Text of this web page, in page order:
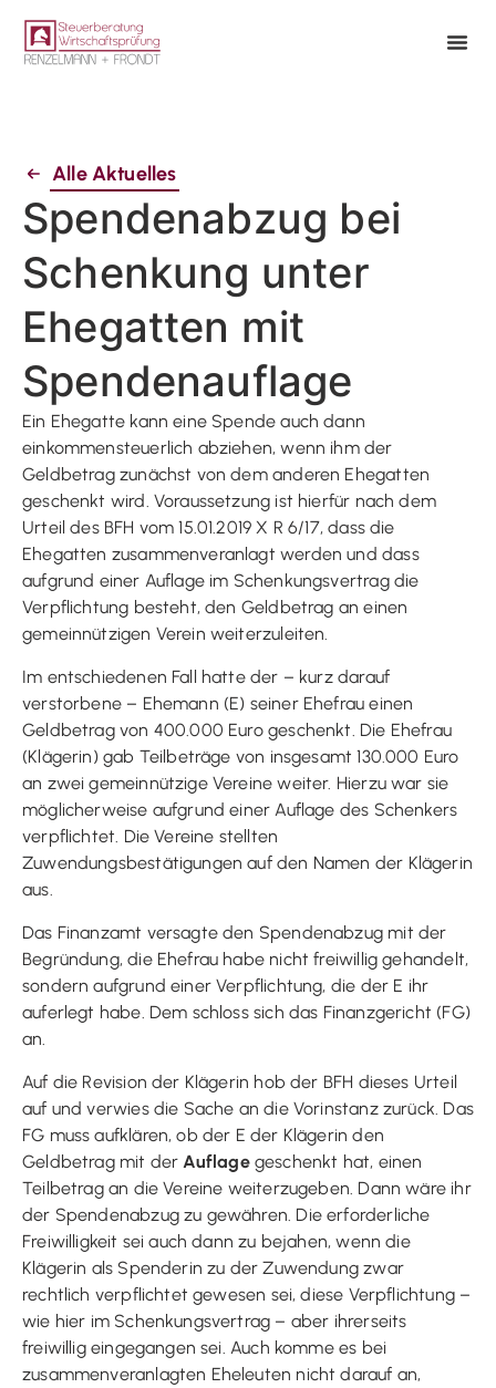
Alle Aktuelles
Spendenabzug bei
Schenkung unter
Ehegatten mit
Spendenauflage
Ein Ehegatte kann eine Spende auch dann
einkommensteuerlich abziehen, wenn ihm der
Geldbetrag zunächst von dem anderen Ehegatten
geschenkt wird. Voraussetzung ist hierfür nach dem
Urteil des BFH vom 15.01.2019 X R 6/17, dass die
Ehegatten zusammenveranlagt werden und dass
aufgrund einer Auflage im Schenkungsvertrag die
Verpflichtung besteht, den Geldbetrag an einen
gemeinnützigen Verein weiterzuleiten.
Im entschiedenen Fall hatte der – kurz darauf
verstorbene – Ehemann (E) seiner Ehefrau einen
Geldbetrag von 400.000 Euro geschenkt. Die Ehefrau
(Klägerin) gab Teilbeträge von insgesamt 130.000 Euro
an zwei gemeinnützige Vereine weiter. Hierzu war sie
möglicherweise aufgrund einer Auflage des Schenkers
verpflichtet. Die Vereine stellten
Zuwendungsbestätigungen auf den Namen der Klägerin
aus.
Das Finanzamt versagte den Spendenabzug mit der
Begründung, die Ehefrau habe nicht freiwillig gehandelt,
sondern aufgrund einer Verpflichtung, die der E ihr
auferlegt habe. Dem schloss sich das Finanzgericht (FG)
an.
Auf die Revision der Klägerin hob der BFH dieses Urteil
auf und verwies die Sache an die Vorinstanz zurück. Das
FG muss aufklären, ob der E der Klägerin den
Geldbetrag mit der Auflagegeschenkt hat, einen
Teilbetrag an die Vereine weiterzugeben. Dann wäre ihr
der Spendenabzug zu gewähren. Die erforderliche
Freiwilligkeit sei auch dann zu bejahen, wenn die
Klägerin als Spenderin zu der Zuwendung zwar
rechtlich verpflichtet gewesen sei, diese Verpflichtung –
wie hier im Schenkungsvertrag – aber ihrerseits
freiwillig eingegangen sei. Auch komme es bei
zusammenveranlagten Eheleuten nicht darauf an,